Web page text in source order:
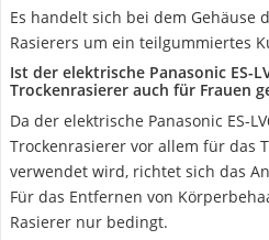
Es handelt sich bei dem Gehäuse
Rasierers um ein teilgummiertes
Ist der elektrische Panasonic ES-
Trockenrasierer auch für Frauen
Da der elektrische Panasonic ES-
Trockenrasierer vor allem für das
verwendet wird, richtet sich das
Für das Entfernen von
Rasierer nur bedingt.